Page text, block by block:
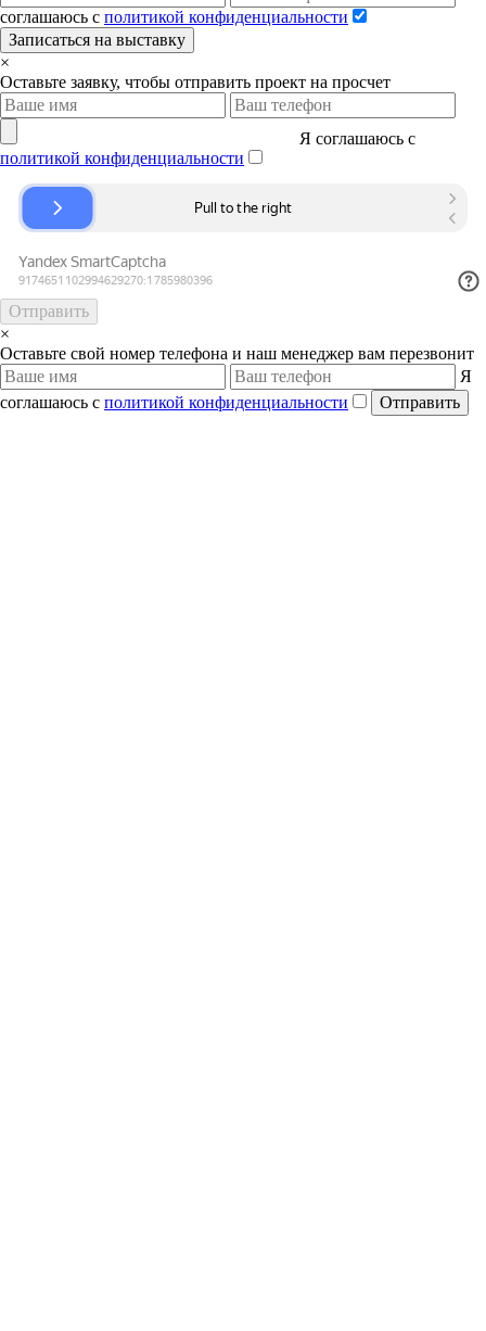
соглашаюсь с политикой конфиденциальности
Записаться на выставку
×
Оставьте заявку, чтобы отправить проект на просчет
Я соглашаюсь с
политикой конфиденциальности
Отправить
×
Оставьте свой номер телефона и наш менеджер вам перезвонит
Я
соглашаюсь с политикой конфиденциальности Отправить